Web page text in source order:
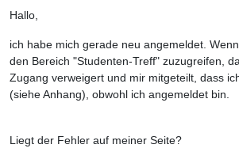
Hallo,
ich habe mich gerade neu angemeldet.
den Bereich "Studenten-Treff" zuzugreifen,
Zugang verweigert und mir mitgeteilt, dass
(siehe Anhang), obwohl ich angemeldet bin.
Liegt der Fehler auf meiner Seite?